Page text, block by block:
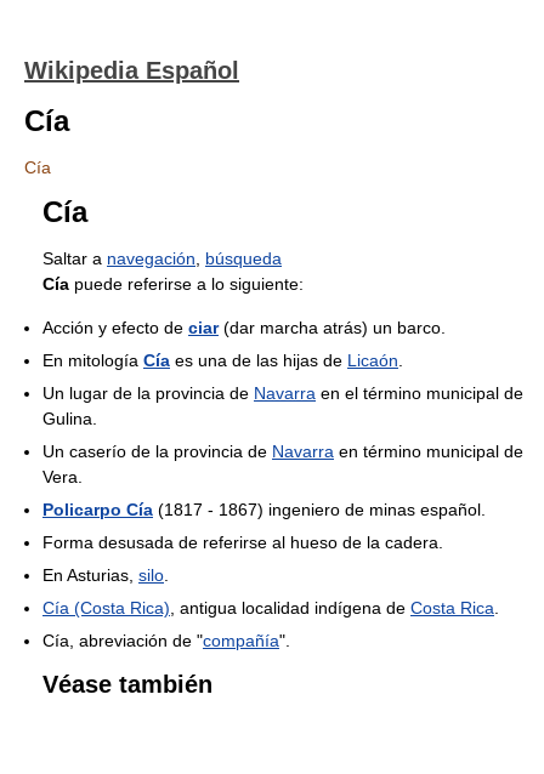
Wikipedia Español
Cía
Cía
Cía
Saltar a navegación
búsqueda
Cía puede referirse a lo siguiente:
Acción y efecto de ciar(dar marcha atrás) un barco.
En mitología Cía es una de las hijas de Licaón
Un lugar de la provincia de Navarra en el término municipal de
Gulina.
Un caserío de la provincia de Navarra en término municipal de
Vera.
Policarpo Cía (1817 - 1867) ingeniero de minas español.
Forma desusada de referirse al hueso de la cadera.
En Asturias, silo
Cía (Costa Rica) , antigua localidad indígena de Costa Rica
Cía, abreviación de "compañía".
Véase también